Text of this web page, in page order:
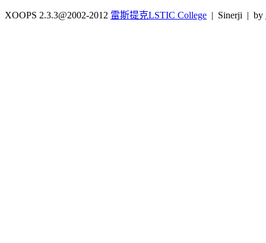
XOOPS 2.3.3@2002-2012 雷斯提克LSTIC College | Sinerji | by